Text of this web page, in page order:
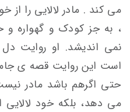
می کند . مادر لالایی را از
، به جز کودک و گهواره
نمی اندیشد. او روایت
است این روایت قصه ی
حتی اگرهم باشد مادر
می دهد، بلکه خود